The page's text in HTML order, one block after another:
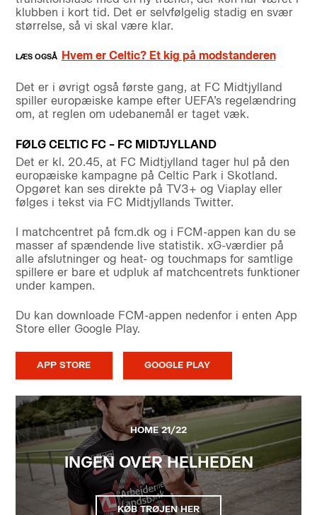
klubben i kort tid. Det er selvfølgelig stadig en svær
størrelse, så vi skal være klar.
Hvem er Celtic? Et kig på modstanderen
Det er i øvrigt også første gang, at FC Midtjylland
spiller europæiske kampe efter UEFA’s regelændring
om, at reglen om udebanemål er taget væk.
FØLG CELTIC FC – FC MIDTJYLLAND
Det er kl. 20.45, at FC Midtjylland tager hul på den
europæiske kampagne på Celtic Park i Skotland.
Opgøret kan ses direkte på TV3+ og Viaplay eller
følges i tekst via FC Midtjyllands Twitter.
I matchcentret på fcm.dk og i FCM-appen kan du se
masser af spændende live statistik. xG-værdier på
alle afslutninger og heat- og touchmaps for samtlige
spillere er bare et udpluk af matchcentrets funktioner
under kampen.
Du kan downloade FCM-appen nedenfor i enten App
Store eller Google Play.
APP STORE GOOGLE PLAY
HOME 21/22
INGEN OVER HELHEDEN
KØB TRØJEN HER